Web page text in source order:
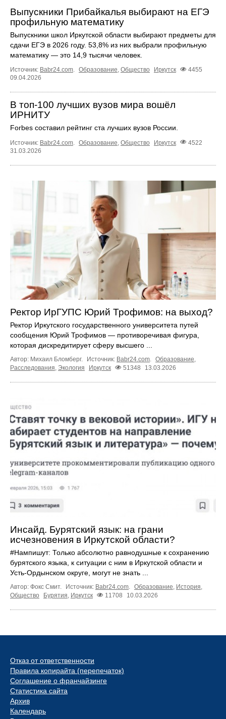
Выпускники Прибайкалья выбирают на ЕГЭ
профильную математику
Выпускники школ Иркутской области выбирают предметы для
сдачи ЕГЭ в 2026 году. 53,8% из них выбрали профильную
математику — это 14,9 тысячи человек.
Источник: Babr24.com. Образование, Общество Иркутск
4455
09.04.2026
В топ-100 лучших вузов мира вошёл
ИРНИТУ
Forbes составил рейтинг ста лучших вузов России.
Источник: Babr24.com Образование Общество Иркутск
4522
31.03.2026
Ректор ИрГУПС Юрий Трофимов: на выход?
Ректор Иркутского государственного университета путей
сообщения Юрий Трофимов — противоречивая фигура,
которая дискредитирует сферу высшего ...
Автор: Михаил Бломберг. Источник: Babr24.com. Образование,
Расследования, Экология Иркутск 51348 13.03.2026
Инсайд. Бурятский язык: на грани
исчезновения в Иркутской области?
#Нампишут: Только абсолютно равнодушные к сохранению
бурятского языка, к ситуации с ним в Иркутской области и
Усть-Ордынском округе, могут не знать ...
Автор: Фокс Смит. Источник: Babr24.com. Образование, История,
Общество
Бурятия, Иркутск 11708 10.03.2026
Отказ от ответственности
Правила копирайта (перепечаток)
Соглашение о франчайзинге
Статистика сайта
Архив
Календарь